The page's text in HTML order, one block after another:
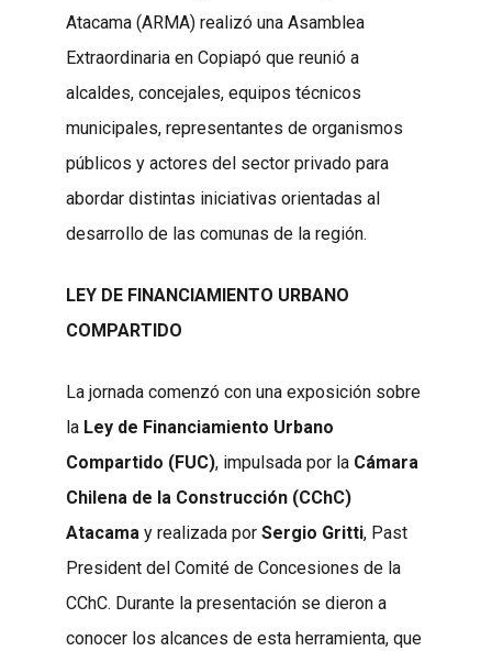
Atacama (ARMA) realizó una Asamblea
Extraordinaria en Copiapó que reunió a
alcaldes, concejales, equipos técnicos
municipales, representantes de organismos
públicos y actores del sector privado para
abordar distintas iniciativas orientadas al
desarrollo de las comunas de la región.
LEY DE FINANCIAMIENTO URBANO
COMPARTIDO
La jornada comenzó con una exposición sobre
la Ley de Financiamiento Urbano
Compartido (FUC), impulsada por la Cámara
Chilena de la Construcción (CChC)
Atacama y realizada por Sergio Gritti, Past
President del Comité de Concesiones de la
CChC. Durante la presentación se dieron a
conocer los alcances de esta herramienta, que